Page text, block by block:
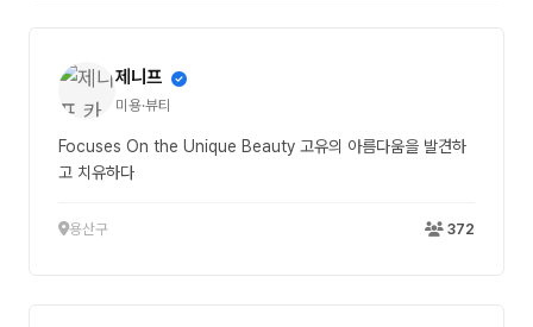
제니프
미용·뷰티
Focuses On the Unique Beauty 고유의 아름다움을 발견하
고 치유하다
용산구 372